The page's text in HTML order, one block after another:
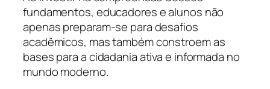
fundamentos, educadores e alunos não
apenas preparam-se para desafios
acadêmicos, mas também constroem as
bases para a cidadania ativa e informada no
mundo moderno.